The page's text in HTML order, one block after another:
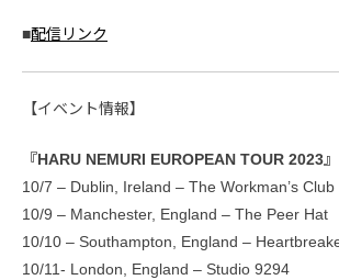
■配信リンク
【イベント情報】
『HARU NEMURI EUROPEAN TOUR 2023』
10/7 – Dublin, Ireland – The Workman’s Club
10/9 – Manchester, England – The Peer Hat
10/10 – Southampton, England –
10/11- London, England – Studio 9294